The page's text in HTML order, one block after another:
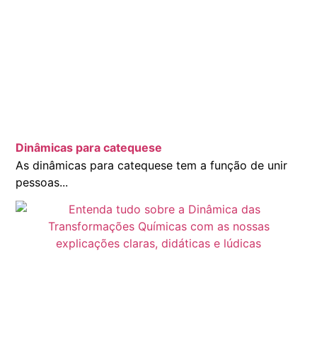
Dinâmicas para catequese
As dinâmicas para catequese tem a função de unir
pessoas...